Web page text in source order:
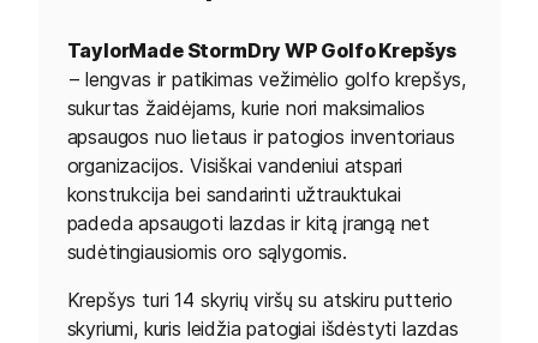
TaylorMade StormDry WP Golfo Krepšys
– lengvas ir patikimas vežimėlio golfo krepšys,
sukurtas žaidėjams, kurie nori maksimalios
apsaugos nuo lietaus ir patogios inventoriaus
organizacijos. Visiškai vandeniui atspari
konstrukcija bei sandarinti užtrauktukai
padeda apsaugoti lazdas ir kitą įrangą net
sudėtingiausiomis oro sąlygomis.
Krepšys turi 14 skyrių viršų su atskiru putterio
skyriumi, kuris leidžia patogiai išdėstyti lazdas